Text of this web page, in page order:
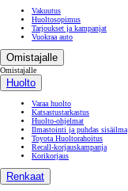
Vakuutus
Huoltosopimus
Tarjoukset ja kampanjat
Vuokraa auto
Omistajalle
Omistajalle
Huolto
Varaa huolto
Katsastustarkastus
Huolto-ohjelmat
Ilmastointi ja puhdas sisäilma
Toyota Huoltorahoitus
Recall-korjauskampanja
Korikorjaus
Renkaat